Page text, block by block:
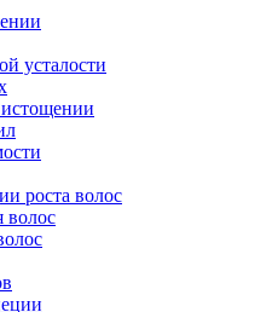
усталости
роста волос
волос